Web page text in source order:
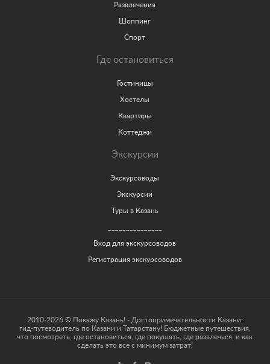
Развлечения
Шоппинг
Спорт
Где остановиться
Гостиницы
Хостелы
Квартиры
Коттеджи
Экскурсии
Экскурсоводы
Экскурсии
Туры в Казань
Вход для экскурсоводов
Регистрация экскурсоводов
2010-2026 © Покажу Казань! - Достопримечательности Казани:
гид-путеводитель по Казани и Татарстану! Бюджетные путешествия,
что посмотреть, где остановиться, где покушать, где развлечься, и как
сделать это все с минимум затрат!